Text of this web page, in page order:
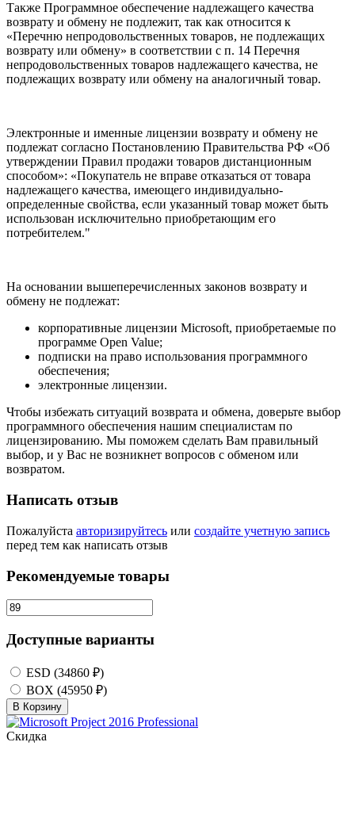
Также Программное обеспечение надлежащего качества
возврату и обмену не подлежит, так как относится к
«Перечню непродовольственных товаров, не подлежащих
возврату или обмену» в соответствии с п. 14 Перечня
непродовольственных товаров надлежащего качества, не
подлежащих возврату или обмену на аналогичный товар.
Электронные и именные лицензии возврату и обмену не
подлежат согласно Постановлению Правительства РФ «Об
утверждении Правил продажи товаров дистанционным
способом»: «Покупатель не вправе отказаться от товара
надлежащего качества, имеющего индивидуально-
определенные свойства, если указанный товар может быть
использован исключительно приобретающим его
потребителем."
На основании вышеперечисленных законов возврату и
обмену не подлежат:
корпоративные лицензии Microsoft, приобретаемые по
программе Open Value;
подписки на право использования программного
обеспечения;
электронные лицензии.
Чтобы избежать ситуаций возврата и обмена, доверьте выбор
программного обеспечения нашим специалистам по
лицензированию. Мы поможем сделать Вам правильный
выбор, и у Вас не возникнет вопросов с обменом или
возвратом.
Написать отзыв
Пожалуйста авторизируйтесь или создайте учетную запись
перед тем как написать отзыв
Рекомендуемые товары
Доступные варианты
ESD (34860 ₽)
BOX (45950 ₽)
В Корзину
Скидка